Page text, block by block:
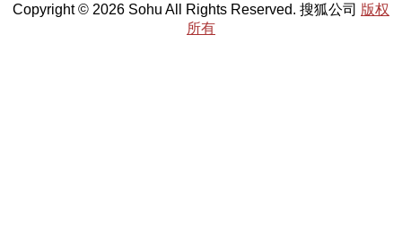
Copyright © 2026 Sohu All Rights Reserved. 搜狐公司 版权
所有